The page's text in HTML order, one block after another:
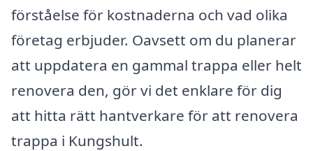
förståelse för kostnaderna och vad olika
företag erbjuder. Oavsett om du planerar
att uppdatera en gammal trappa eller helt
renovera den, gör vi det enklare för dig
att hitta rätt hantverkare för att renovera
trappa i Kungshult.